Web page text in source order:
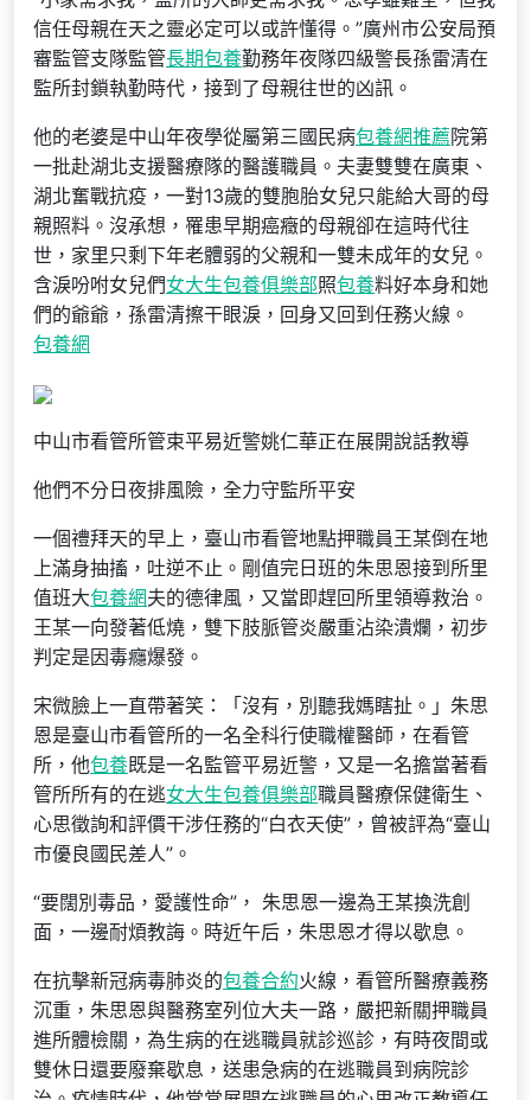
信任母親在天之靈必定可以或許懂得。”廣州市公安局預
審監管支隊監管長期包養勤務年夜隊四級警長孫雷清在
監所封鎖執勤時代，接到了母親往世的凶訊。
他的老婆是中山年夜學從屬第三國民病包養網推薦院第
一批赴湖北支援醫療隊的醫護職員。夫妻雙雙在廣東、
湖北奮戰抗疫，一對13歲的雙胞胎女兒只能給大哥的母
親照料。沒承想，罹患早期癌癥的母親卻在這時代往
世，家里只剩下年老體弱的父親和一雙未成年的女兒。
含淚吩咐女兒們女大生包養俱樂部照包養料好本身和她
們的爺爺，孫雷清擦干眼淚，回身又回到任務火線。
包養網
中山市看管所管束平易近警姚仁華正在展開說話教導
他們不分日夜排風險，全力守監所平安
一個禮拜天的早上，臺山市看管地點押職員王某倒在地
上滿身抽搐，吐逆不止。剛值完日班的朱思恩接到所里
值班大包養網夫的德律風，又當即趕回所里領導救治。
王某一向發著低燒，雙下肢脈管炎嚴重沾染潰爛，初步
判定是因毒癮爆發。
宋微臉上一直帶著笑：「沒有，別聽我媽瞎扯。」朱思
恩是臺山市看管所的一名全科行使職權醫師，在看管
所，他包養既是一名監管平易近警，又是一名擔當著看
管所所有的在逃女大生包養俱樂部職員醫療保健衛生、
心思徵詢和評價干涉任務的“白衣天使”，曾被評為“臺山
市優良國民差人”。
“要闊別毒品，愛護性命”， 朱思恩一邊為王某換洗創
面，一邊耐煩教誨。時近午后，朱思恩才得以歇息。
在抗擊新冠病毒肺炎的包養合約火線，看管所醫療義務
沉重，朱思恩與醫務室列位大夫一路，嚴把新關押職員
進所體檢關，為生病的在逃職員就診巡診，有時夜間或
雙休日還要廢棄歇息，送患急病的在逃職員到病院診